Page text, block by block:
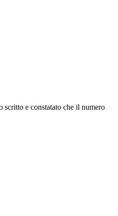
e constatato che il numero